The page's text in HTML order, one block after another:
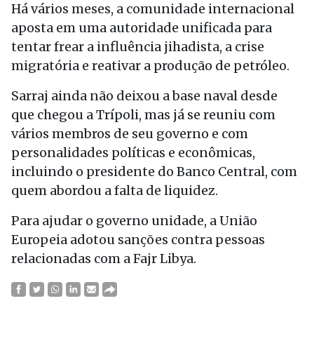
Há vários meses, a comunidade internacional
aposta em uma autoridade unificada para
tentar frear a influência jihadista, a crise
migratória e reativar a produção de petróleo.
Sarraj ainda não deixou a base naval desde
que chegou a Trípoli, mas já se reuniu com
vários membros de seu governo e com
personalidades políticas e econômicas,
incluindo o presidente do Banco Central, com
quem abordou a falta de liquidez.
Para ajudar o governo unidade, a União
Europeia adotou sanções contra pessoas
relacionadas com a Fajr Libya.